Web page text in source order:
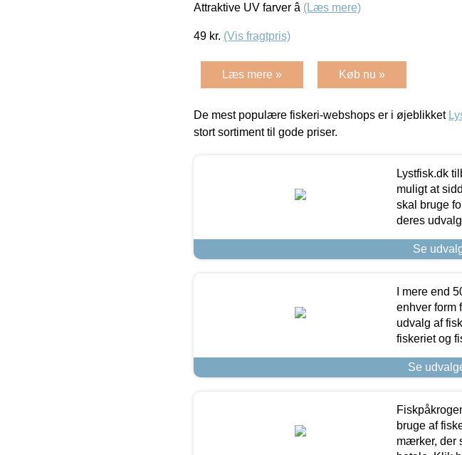
Attraktive UV farver â (Læs mere)
49 kr. (Vis fragtpris)
Læs mere » Køb nu »
De mest populære fiskeri-webshops er i øjeblikket
stort sortiment til gode priser.
Lystfisk.dk
muligt at
skal bruge
deres
Se
I mere end
enhver form
udvalg af
fiskeriet og
Se
bruge af
mærker, der